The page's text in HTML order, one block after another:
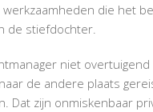
die het
de stiefdochter.
niet
de andere plaats
Dat zijn onmiskenbaar